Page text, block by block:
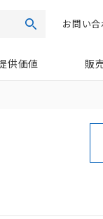
検索お問い合
供価値 販